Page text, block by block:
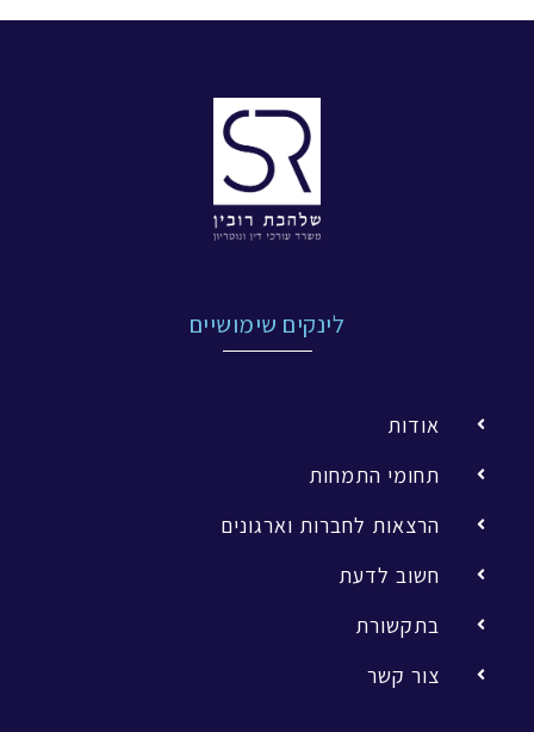
לינקים שימושיים
אודות
תחומי התמחות
הרצאות לחברות וארגונים
חשוב לדעת
בתקשורת
צור קשר